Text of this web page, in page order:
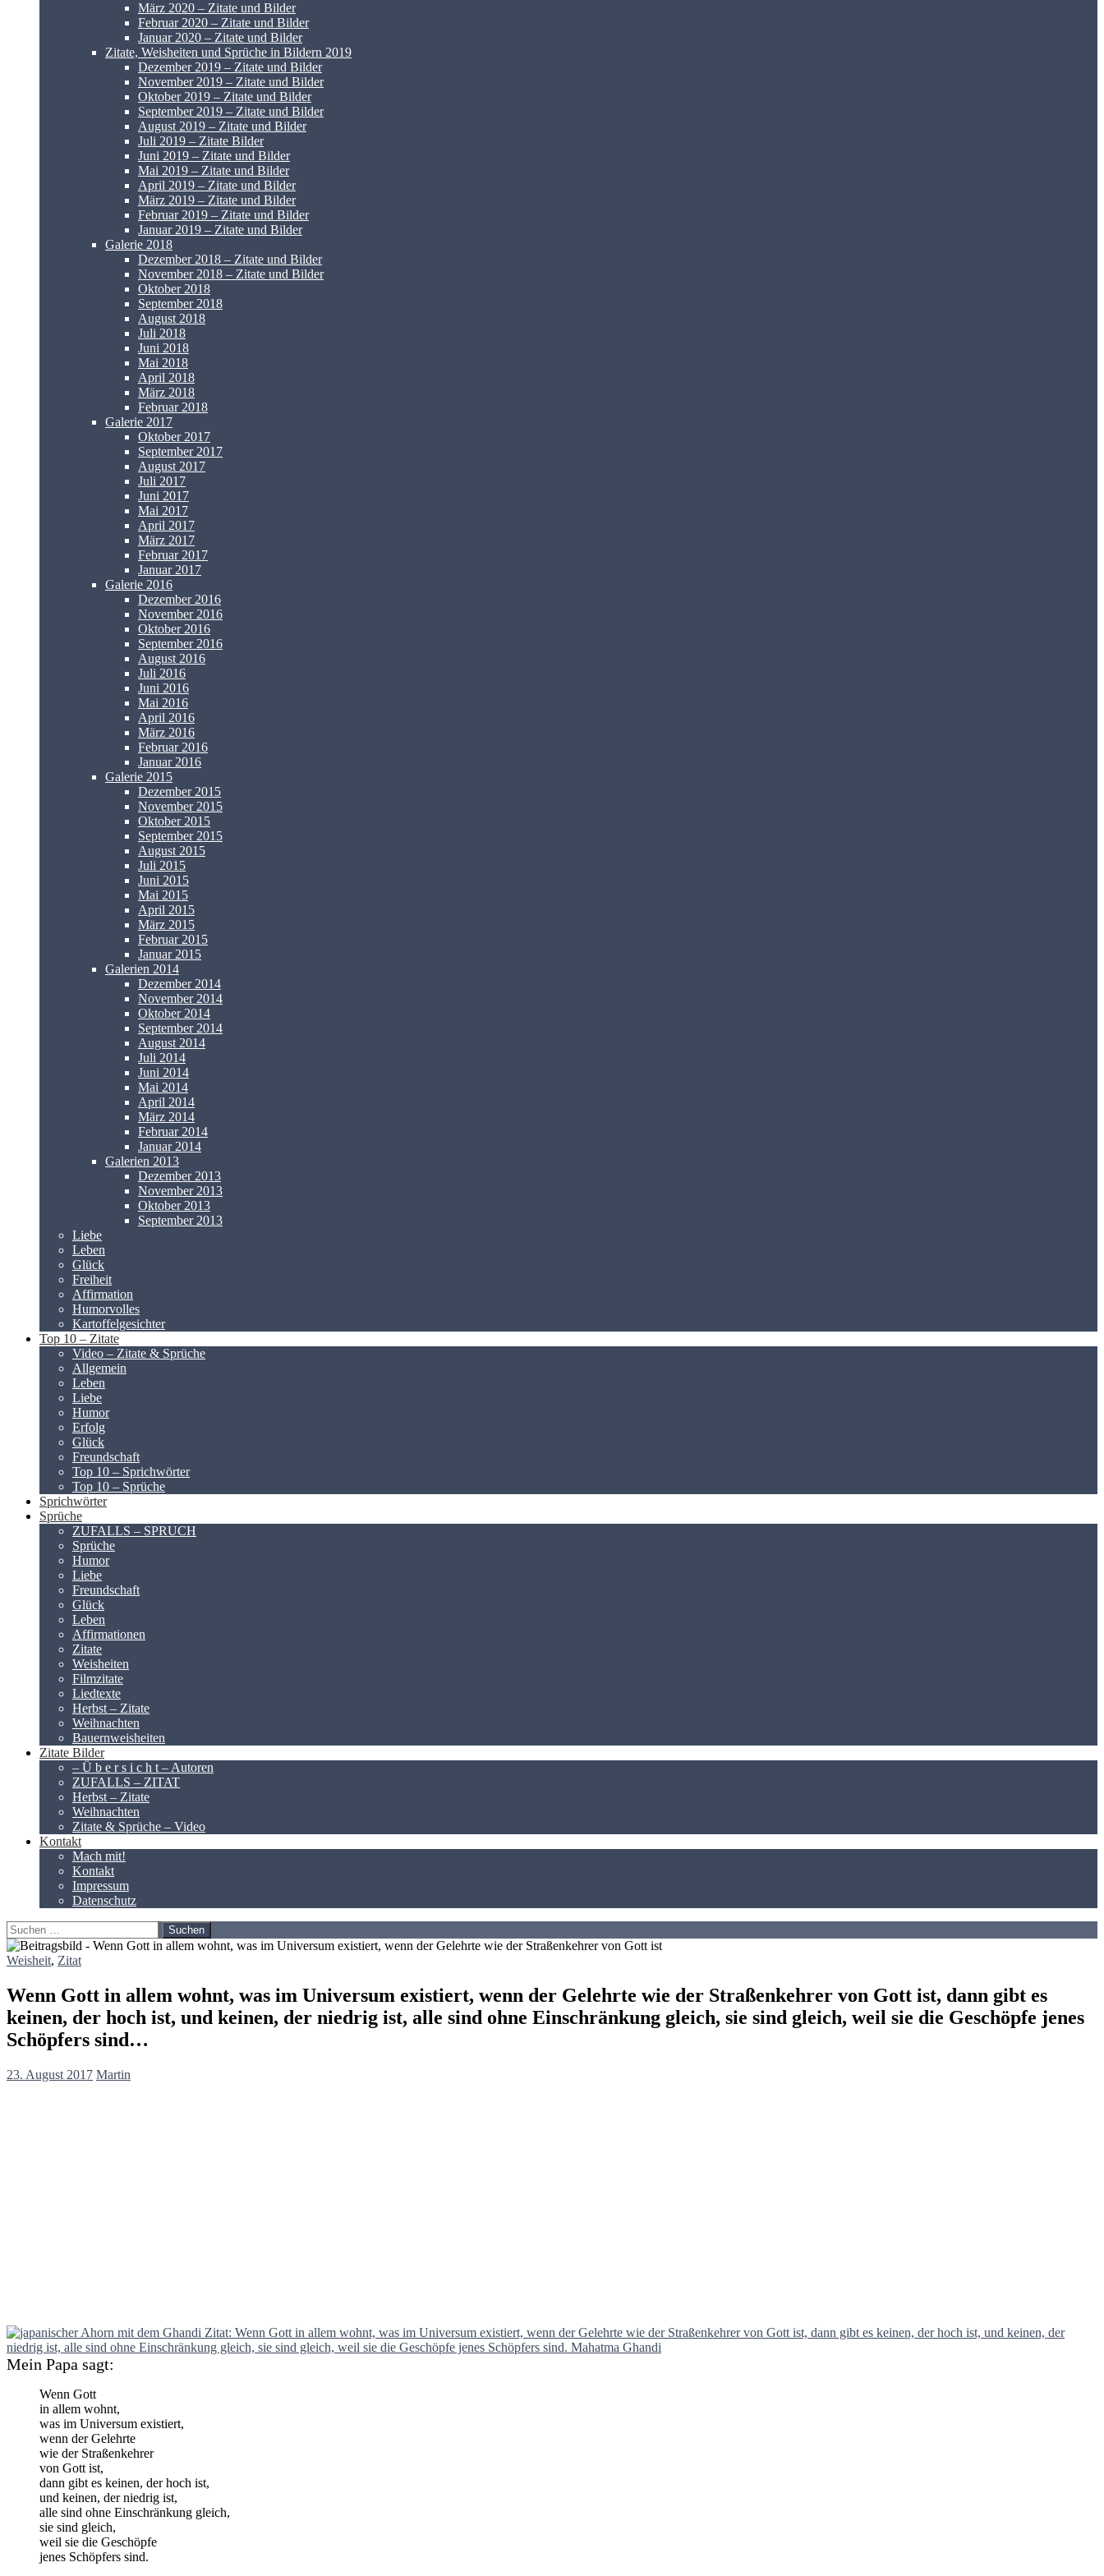
März 2020 – Zitate und Bilder
Februar 2020 – Zitate und Bilder
Januar 2020 – Zitate und Bilder
Zitate, Weisheiten und Sprüche in Bildern 2019
Dezember 2019 – Zitate und Bilder
November 2019 – Zitate und Bilder
Oktober 2019 – Zitate und Bilder
September 2019 – Zitate und Bilder
August 2019 – Zitate und Bilder
Juli 2019 – Zitate Bilder
Juni 2019 – Zitate und Bilder
Mai 2019 – Zitate und Bilder
April 2019 – Zitate und Bilder
März 2019 – Zitate und Bilder
Februar 2019 – Zitate und Bilder
Januar 2019 – Zitate und Bilder
Galerie 2018
Dezember 2018 – Zitate und Bilder
November 2018 – Zitate und Bilder
Oktober 2018
September 2018
August 2018
Juli 2018
Juni 2018
Mai 2018
April 2018
März 2018
Februar 2018
Galerie 2017
Oktober 2017
September 2017
August 2017
Juli 2017
Juni 2017
Mai 2017
April 2017
März 2017
Februar 2017
Januar 2017
Galerie 2016
Dezember 2016
November 2016
Oktober 2016
September 2016
August 2016
Juli 2016
Juni 2016
Mai 2016
April 2016
März 2016
Februar 2016
Januar 2016
Galerie 2015
Dezember 2015
November 2015
Oktober 2015
September 2015
August 2015
Juli 2015
Juni 2015
Mai 2015
April 2015
März 2015
Februar 2015
Januar 2015
Galerien 2014
Dezember 2014
November 2014
Oktober 2014
September 2014
August 2014
Juli 2014
Juni 2014
Mai 2014
April 2014
März 2014
Februar 2014
Januar 2014
Galerien 2013
Dezember 2013
November 2013
Oktober 2013
September 2013
Liebe
Leben
Glück
Freiheit
Affirmation
Humorvolles
Kartoffelgesichter
Top 10 – Zitate
Video – Zitate & Sprüche
Allgemein
Leben
Liebe
Humor
Erfolg
Glück
Freundschaft
Top 10 – Sprichwörter
Top 10 – Sprüche
Sprichwörter
Sprüche
ZUFALLS – SPRUCH
Sprüche
Humor
Liebe
Freundschaft
Glück
Leben
Affirmationen
Zitate
Weisheiten
Filmzitate
Liedtexte
Herbst – Zitate
Weihnachten
Bauernweisheiten
Zitate Bilder
– Ü b e r s i c h t – Autoren
ZUFALLS – ZITAT
Herbst – Zitate
Weihnachten
Zitate & Sprüche – Video
Kontakt
Mach mit!
Kontakt
Impressum
Datenschutz
Suchen
nach:
Weisheit, Zitat
Wenn Gott in allem wohnt, was im Universum existiert, wenn der Gelehrte wie der Straßenkehrer von Gott ist, dann gibt es
keinen, der hoch ist, und keinen, der niedrig ist, alle sind ohne Einschränkung gleich, sie sind gleich, weil sie die Geschöpfe jenes
Schöpfers sind…
23. August 2017 Martin
Mein Papa sagt:
Wenn Gott
in allem wohnt,
was im Universum existiert,
wenn der Gelehrte
wie der Straßenkehrer
von Gott ist,
dann gibt es keinen, der hoch ist,
und keinen, der niedrig ist,
alle sind ohne Einschränkung gleich,
sie sind gleich,
weil sie die Geschöpfe
jenes Schöpfers sind.